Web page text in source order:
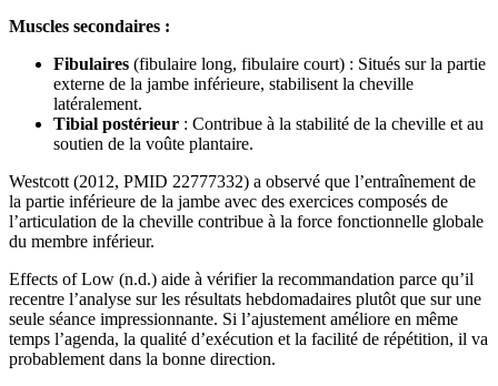
Muscles secondaires :
Fibulaires (fibulaire long, fibulaire court) : Situés sur la partie
externe de la jambe inférieure, stabilisent la cheville
latéralement.
Tibial postérieur : Contribue à la stabilité de la cheville et au
soutien de la voûte plantaire.
Westcott (2012, PMID 22777332) a observé que l’entraînement de
la partie inférieure de la jambe avec des exercices composés de
l’articulation de la cheville contribue à la force fonctionnelle globale
du membre inférieur.
Effects of Low (n.d.) aide à vérifier la recommandation parce qu’il
recentre l’analyse sur les résultats hebdomadaires plutôt que sur une
seule séance impressionnante. Si l’ajustement améliore en même
temps l’agenda, la qualité d’exécution et la facilité de répétition, il va
probablement dans la bonne direction.